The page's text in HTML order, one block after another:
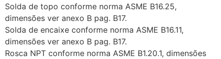
Solda de topo conforme norma ASME B16.25,
dimensões ver anexo B pag. B17.
Solda de encaixe conforme norma ASME B16.11,
dimensões ver anexo B pag. B17.
Rosca NPT conforme norma ASME B1.20.1, dimensões